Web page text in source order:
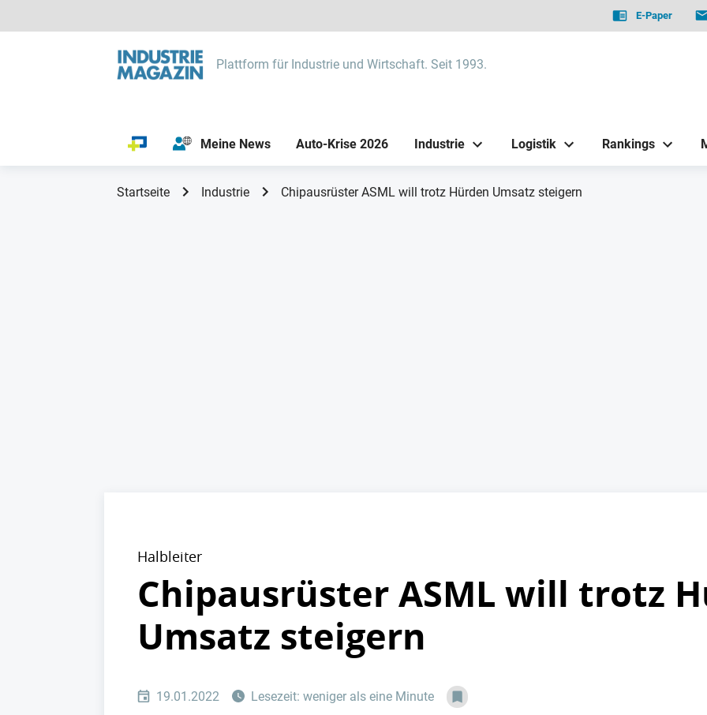
E-Paper
Plattform für Industrie und Wirtschaft. Seit 1993.
Meine News Auto-Krise 2026 Industrie Logistik Rankings
Startseite Industrie Chipausrüster ASML will trotz Hürden Umsatz steigern
Halbleiter
Chipausrüster ASML will trotz
Umsatz steigern
19.01.2022 Lesezeit: weniger als eine Minute